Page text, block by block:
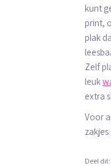
kunt
print,
plak
Zelf
leuk
extra
Voor
Deel dit: